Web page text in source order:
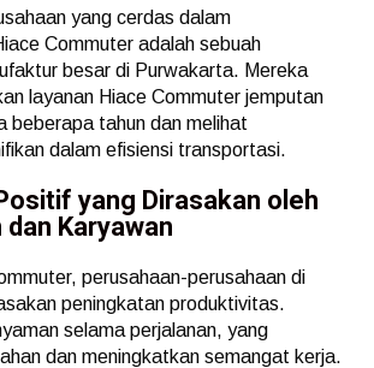
yang cerdas dalam
Commuter adalah sebuah
besar di Purwakarta. Mereka
layanan Hiace Commuter jemputan
beberapa tahun dan melihat
dalam efisiensi transportasi.
yang Dirasakan oleh
Karyawan
perusahaan-perusahaan di
peningkatan produktivitas.
selama perjalanan, yang
dan meningkatkan semangat kerja.